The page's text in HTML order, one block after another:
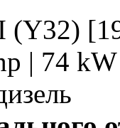
(Y32)
| 74